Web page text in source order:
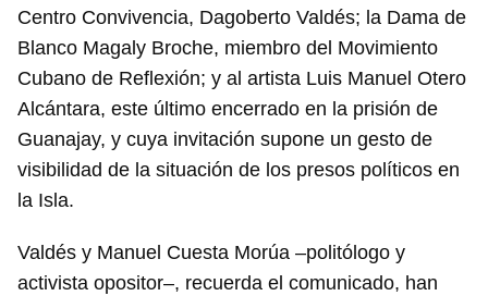
Centro Convivencia, Dagoberto Valdés; la Dama de
Blanco Magaly Broche, miembro del Movimiento
Cubano de Reflexión; y al artista Luis Manuel Otero
Alcántara, este último encerrado en la prisión de
Guanajay, y cuya invitación supone un gesto de
visibilidad de la situación de los presos políticos en
la Isla.
Valdés y Manuel Cuesta Morúa –politólogo y
activista opositor–, recuerda el comunicado, han